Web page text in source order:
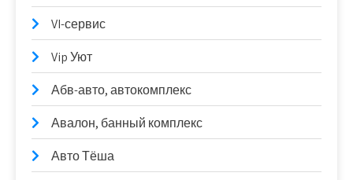
VI-сервис
Vip Уют
Абв-авто, автокомплекс
Авалон, банный комплекс
Авто Тёша